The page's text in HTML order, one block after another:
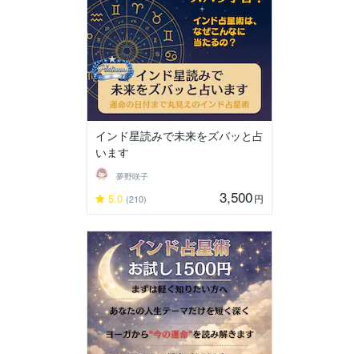
インド星読みで未来をズバッと占
います
夢野咲子
5.0 (210) 3,500円